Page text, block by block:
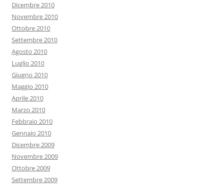
Dicembre 2010
Novembre 2010
Ottobre 2010
Settembre 2010
Agosto 2010
Luglio 2010
Giugno 2010
Maggio 2010
Aprile 2010
Marzo 2010
Febbraio 2010
Gennaio 2010
Dicembre 2009
Novembre 2009
Ottobre 2009
Settembre 2009